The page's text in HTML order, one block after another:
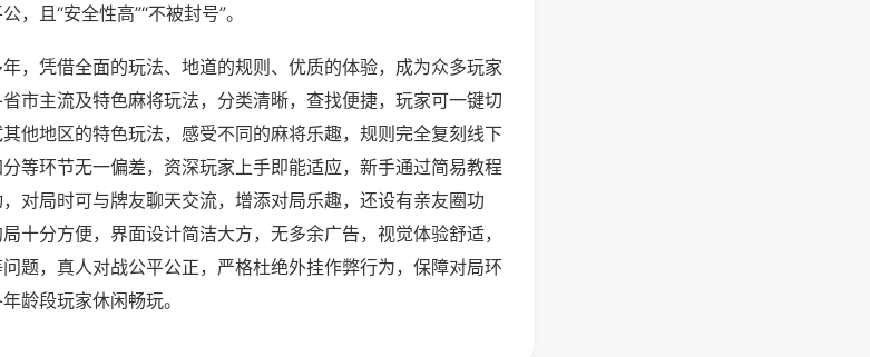
且“安全性高”“不被封号”。
，凭借全面的玩法、地道的规则、优质的体验，成为众多玩家
市主流及特色麻将玩法，分类清晰，查找便捷，玩家可一键切
他地区的特色玩法，感受不同的麻将乐趣，规则完全复刻线下
等环节无一偏差，资深玩家上手即能适应，新手通过简易教程
对局时可与牌友聊天交流，增添对局乐趣，还设有亲友圈功
十分方便，界面设计简洁大方，无多余广告，视觉体验舒适，
题，真人对战公平公正，严格杜绝外挂作弊行为，保障对局环
龄段玩家休闲畅玩。